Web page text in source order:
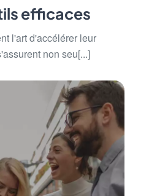
efficaces
l'art d'accélérer leur
non seu[...]